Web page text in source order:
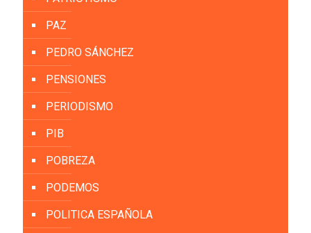
PAZ
PEDRO SÁNCHEZ
PENSIONES
PERIODISMO
PIB
POBREZA
PODEMOS
POLITICA ESPAÑOLA